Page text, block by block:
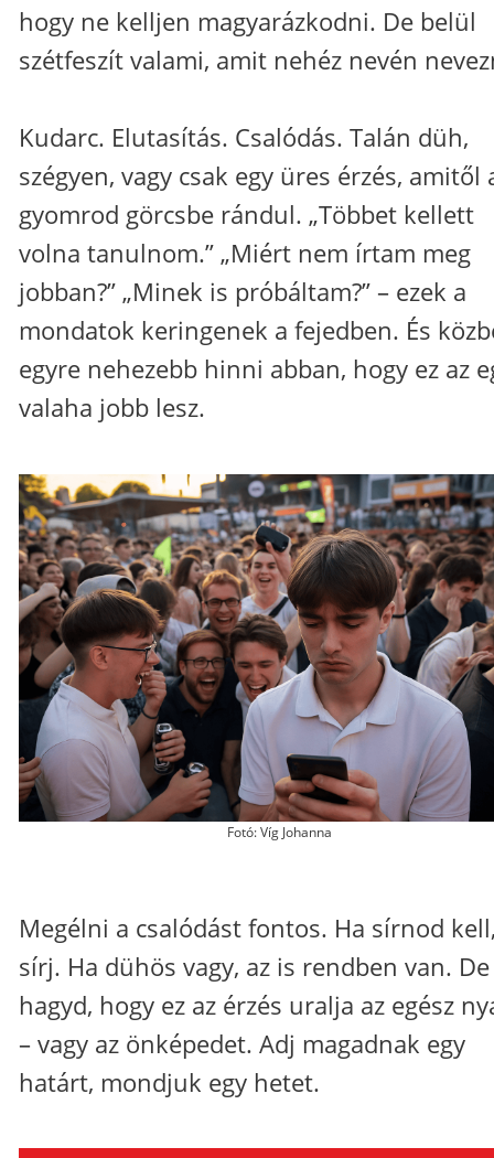
hogy ne kelljen magyarázkodni. De belül
szétfeszít valami, amit nehéz nevén
Kudarc. Elutasítás. Csalódás. Talán düh,
szégyen, vagy csak egy üres érzés, amitől
gyomrod görcsbe rándul. „Többet kellett
volna tanulnom.” „Miért nem írtam meg
jobban?” „Minek is próbáltam?” – ezek a
mondatok keringenek a fejedben. És
egyre nehezebb hinni abban, hogy ez az
valaha jobb lesz.
Fotó: Víg Johanna
Megélni a csalódást fontos. Ha sírnod
sírj. Ha dühös vagy, az is rendben van.
hagyd, hogy ez az érzés uralja az egész
– vagy az önképedet. Adj magadnak egy
határt, mondjuk egy hetet.